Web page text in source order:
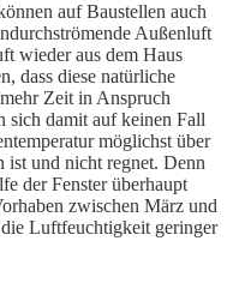
auf Baustellen auch
Außenluft
wieder aus dem Haus
dass diese natürliche
Zeit in Anspruch
sich damit auf keinen Fall
möglichst über
ist und nicht regnet. Denn
der Fenster überhaupt
zwischen März und
Luftfeuchtigkeit geringer